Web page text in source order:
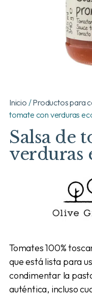
Inicio /Productos para
tomate con verduras
Salsa de
verduras
Tomates 100%
que está lista para
condimentar la
auténtica, incluso